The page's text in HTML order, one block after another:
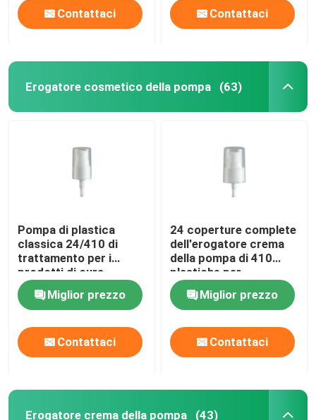
Contattaci Contattaci
Erogatore cosmetico della pompa (63)
Pompa di plastica
classica 24/410 di
trattamento per i
prodotti di cura
personale
Miglior prezzo
Contattaci
24 coperture complete
dell'erogatore crema
della pompa di 410
plastiche per
l'imballaggio
cosmeticoMiglior prezzo
Contattaci
Erogatore crema della pompa (43)